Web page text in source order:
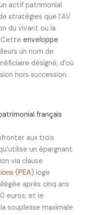
actif patrimonial
stratégies que l’AV
du vivant ou la
Cetteenveloppe
un nom de
désigné, d’où
hors succession.
français
aux trois
un épargnant
via clause
(PEA) loge
après cinq ans
euros, et le
souplesse maximale